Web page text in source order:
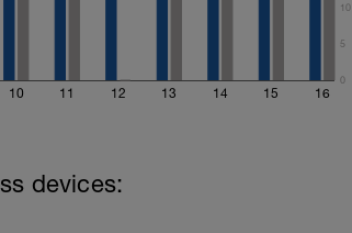
10 11 12 13 14 15 16
0
5
10
devices: